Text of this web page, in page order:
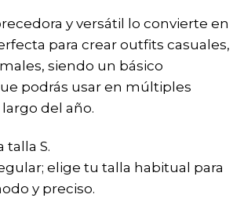
y versátil lo convierte en
para crear outfits casuales,
siendo un básico
podrás usar en múltiples
del año.
talla S.
elige tu talla habitual para
y preciso.